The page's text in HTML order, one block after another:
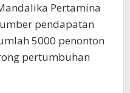
Pertamina
pendapatan
5000 penonton
pertumbuhan